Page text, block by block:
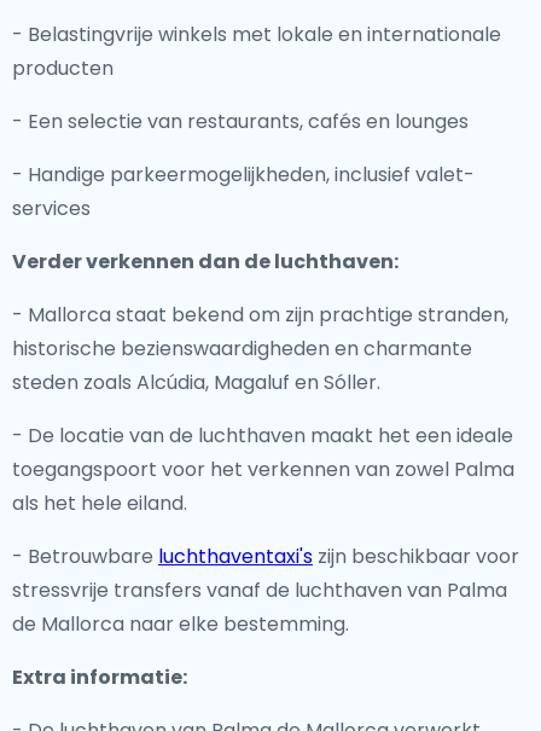
- Belastingvrije winkels met lokale en internationale
producten
- Een selectie van restaurants, cafés en lounges
- Handige parkeermogelijkheden, inclusief valet-
services
Verder verkennen dan de luchthaven:
- Mallorca staat bekend om zijn prachtige stranden,
historische bezienswaardigheden en charmante
steden zoals Alcúdia, Magaluf en Sóller.
- De locatie van de luchthaven maakt het een ideale
toegangspoort voor het verkennen van zowel Palma
als het hele eiland.
- Betrouwbare luchthaventaxi's zijn beschikbaar voor
stressvrije transfers vanaf de luchthaven van Palma
de Mallorca naar elke bestemming.
Extra informatie: